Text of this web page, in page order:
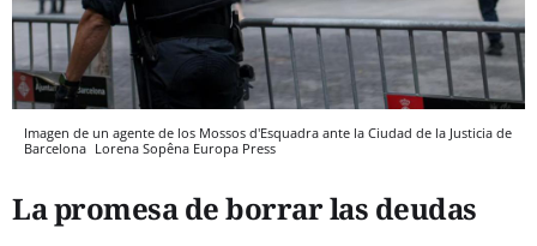
Imagen de un agente de los Mossos d'Esquadra ante la Ciudad de la Justicia de
Barcelona Lorena Sopêna Europa Press
La promesa de borrar las deudas